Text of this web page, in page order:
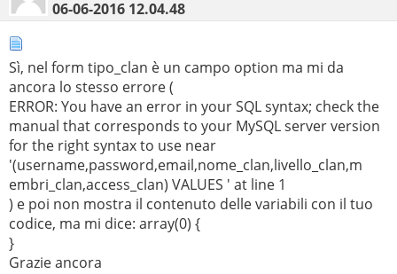
$livello_clan =
mysql_real_escape_string
$membri_clan
mysql_real_escape_string ($_POST ['membri_clan']);
$access_clan=
mysql_real_escape_string ($_POST ['access_clan' ]);
$tipo_clan=
mysql_real_escape_string($_POST
06-06-2016 12.04.48
Sì, nel form tipo_clan è un campo option ma mi da
ancora lo stesso errore (
ERROR: You have an error in your SQL syntax; check the
manual that corresponds to your MySQL server version
for the right syntax to use near
'(username,password,email,nome_clan,livello_clan,m
embri_clan,access_clan) VALUES ' at line 1
) e poi non mostra il contenuto delle variabili con il tuo
codice, ma mi dice: array(0) {
}
Grazie ancora